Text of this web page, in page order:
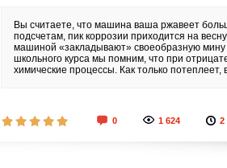
Вы считаете, что машина ваша ржавеет
подсчетам, пик коррозии приходится на
машиной «закладывают» своеобразную
школьного курса мы помним, что при
химические процессы. Как только потеплеет,
0 1 624 2